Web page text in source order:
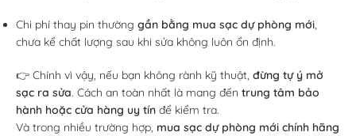
Chi phí thay pin thường gần bằng mua sạc dự phòng mới,
chưa kể chất lượng sau khi sửa không luôn ổn định.
👉 Chính vì vậy, nếu bạn không rành kỹ thuật, đừng tự ý mở
sạc ra sửa. Cách an toàn nhất là mang đến trung tâm bảo
hành hoặc cửa hàng uy tín để kiểm tra.
Và trong nhiều trường hợp, mua sạc dự phòng mới chính hãng